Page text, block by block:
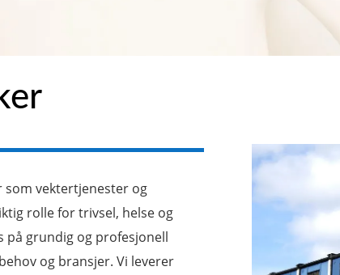
som vektertjenester og
rolle for trivsel, helse og
på grundig og profesjonell
og bransjer. Vi leverer